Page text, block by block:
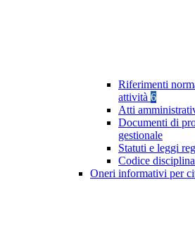
Riferimenti
attività 6
Atti
Documenti di
gestionale
Statuti e leggi
Codice
Oneri informativi per